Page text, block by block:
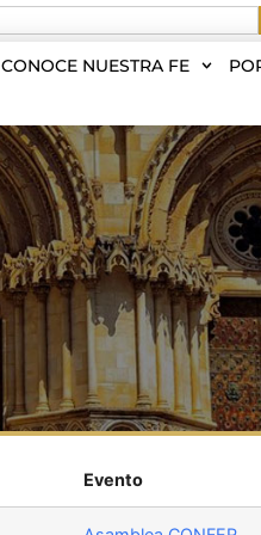
CONOCE NUESTRA FE
Evento